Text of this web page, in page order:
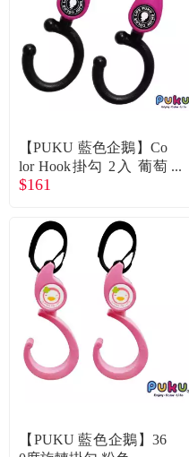
名人嚴選
關於我們
購物流程
會員專區
常見問題
【PUKU 藍色企鵝】Co
lor Hook掛勾 2入 葡萄
紫
$161
【PUKU 藍色企鵝】36